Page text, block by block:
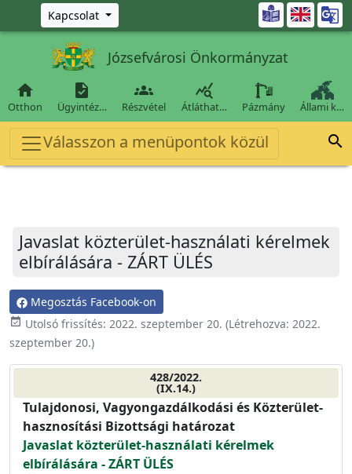
Ugrás a fő tartalomra
Kapcsolat 
Józsefvárosi Önkormányzat

Otthon

Ügyintéz…

Részvétel

Átláthat… Pázmány Állami k…
Válasszon a menüpontok közül 
Javaslat közterület-használati kérelmek
elbírálására - ZÁRT ÜLÉS
Megosztás Facebook-on
event_available Utolsó frissítés: 2022. szeptember 20. (Létrehozva: 2022.
szeptember 20.)
428/2022.
(IX.14.)
Tulajdonosi, Vagyongazdálkodási és Közterület-
hasznosítási Bizottsági határozat
Javaslat közterület-használati kérelmek
elbírálására - ZÁRT ÜLÉS